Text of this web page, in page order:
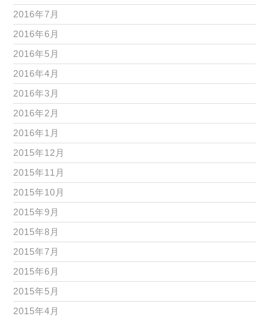
2016年7月
2016年6月
2016年5月
2016年4月
2016年3月
2016年2月
2016年1月
2015年12月
2015年11月
2015年10月
2015年9月
2015年8月
2015年7月
2015年6月
2015年5月
2015年4月